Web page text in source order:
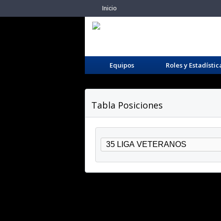
Inicio
Equipos Roles y
Tabla Posiciones